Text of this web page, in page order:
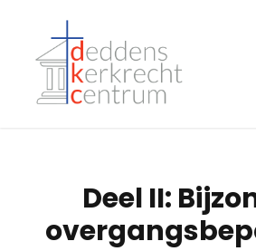
Deel II: